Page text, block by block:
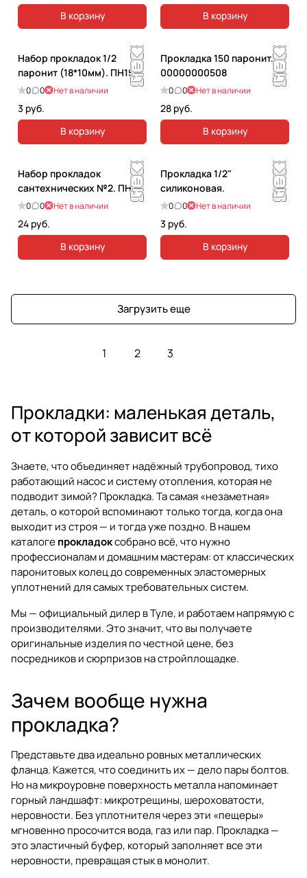
В корзину
В корзину
Набор прокладок 1/2
паронит (18*10мм). ПН151
0 0 Нет в наличии
3 руб.
В корзину
Прокладка 150 паронит.
00000000508
0 0 Нет в наличии
28 руб.
В корзину
Набор прокладок
сантехнических №2. ПН02
0 0 Нет в наличии
24 руб.
В корзину
Прокладка 1/2"
силиконовая.
0 0 Нет в наличии
3 руб.
В корзину
Загрузить еще
1 2 3
Прокладки: маленькая деталь,
от которой зависит всё
Знаете, что объединяет надёжный трубопровод, тихо
работающий насос и систему отопления, которая не
подводит зимой? Прокладка. Та самая «незаметная»
деталь, о которой вспоминают только тогда, когда она
выходит из строя — и тогда уже поздно. В нашем
каталогепрокладоксобрано всё, что нужно
профессионалам и домашним мастерам: от классических
паронитовых колец до современных эластомерных
уплотнений для самых требовательных систем.
Мы —официальный дилер в Туле, и работаем напрямую с
производителями. Это значит, что вы получаете
оригинальные изделия по честной цене, без
посредников и сюрпризов на стройплощадке.
Зачем вообще нужна
прокладка?
Представьте два идеально ровных металлических
фланца. Кажется, что соединить их — дело пары болтов.
Но на микроуровне поверхность металла напоминает
горный ландшафт: микротрещины, шероховатости,
неровности. Без уплотнителя через эти «пещеры»
мгновенно просочится вода, газ или пар. Прокладка —
это эластичный буфер, который заполняет все эти
неровности, превращая стык в монолит.